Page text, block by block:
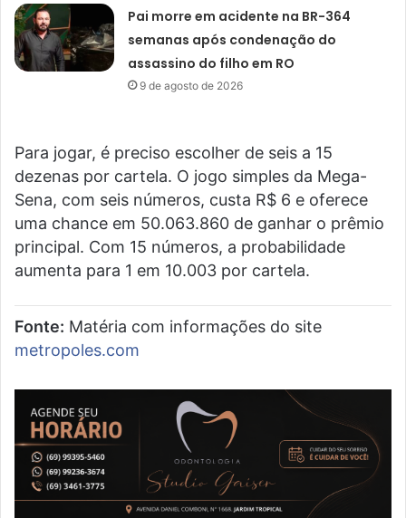
Pai morre em acidente na BR-364
semanas após condenação do
assassino do filho em RO
9 de agosto de 2026
Para jogar, é preciso escolher de seis a 15
dezenas por cartela. O jogo simples da Mega-
Sena, com seis números, custa R$ 6 e oferece
uma chance em 50.063.860 de ganhar o prêmio
principal. Com 15 números, a probabilidade
aumenta para 1 em 10.003 por cartela.
Fonte: Matéria com informações do site
metropoles.com